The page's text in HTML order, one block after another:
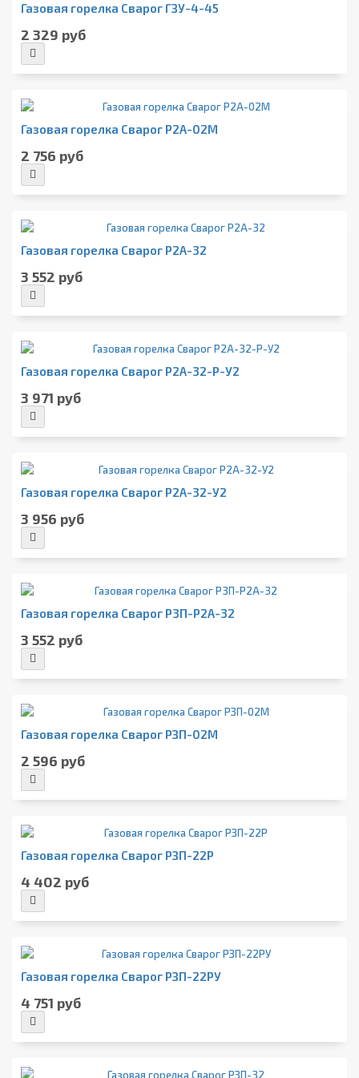
Газовая горелка Сварог ГЗУ-4-45
2 329 руб
Газовая горелка Сварог Р2А-02М
2 756 руб
Газовая горелка Сварог Р2А-32
3 552 руб
Газовая горелка Сварог Р2А-32-Р-У2
3 971 руб
Газовая горелка Сварог Р2А-32-У2
3 956 руб
Газовая горелка Сварог Р3П-Р2А-32
3 552 руб
Газовая горелка Сварог РЗП-02М
2 596 руб
Газовая горелка Сварог РЗП-22Р
4 402 руб
Газовая горелка Сварог РЗП-22РУ
4 751 руб